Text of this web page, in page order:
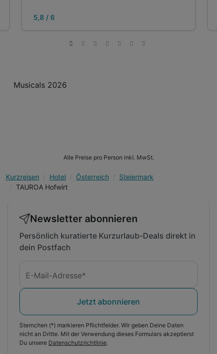
5,8 / 6
Musicals 2026
Alle Preise pro Person inkl. MwSt.
Kurzreisen Hotel Österreich
Steiermark
TAUROA Hofwirt
Newsletter abonnieren
Persönlich kuratierte Kurzurlaub-Deals direkt in
dein Postfach
E-Mail-Adresse*
Jetzt abonnieren
Sternchen (*) markieren Pflichtfelder. Wir geben Deine Daten
nicht an Dritte. Mit der Verwendung dieses Formulars akzeptierst
Du unsere Datenschutzrichtlinie.